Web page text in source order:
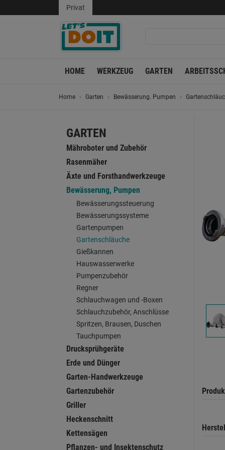
Privat
HOME WERKZEUG GARTEN
Home Garten Bewässerung. Pumpen
GARTEN
Mähroboter und Zubehör
Rasenmäher
Äxte und Forsthandwerkzeuge
Bewässerung, Pumpen
Bewässerungssteuerung
Bewässerungssysteme
Gartenpumpen
Gartenschläuche
Gießkannen
Hauswasserwerke
Pumpenzubehör
Regner
Schlauchwagen und -Boxen
Schlauchzubehör, Anschlüsse
Spritzen, Brausen, Duschen
Tauchpumpen
Drucksprühgeräte
Erde und Dünger
Garten-Handwerkzeuge
Gartenzubehör
Griller
Heckenschnitt
Kettensägen
Pflanzen- und Insektenschutz